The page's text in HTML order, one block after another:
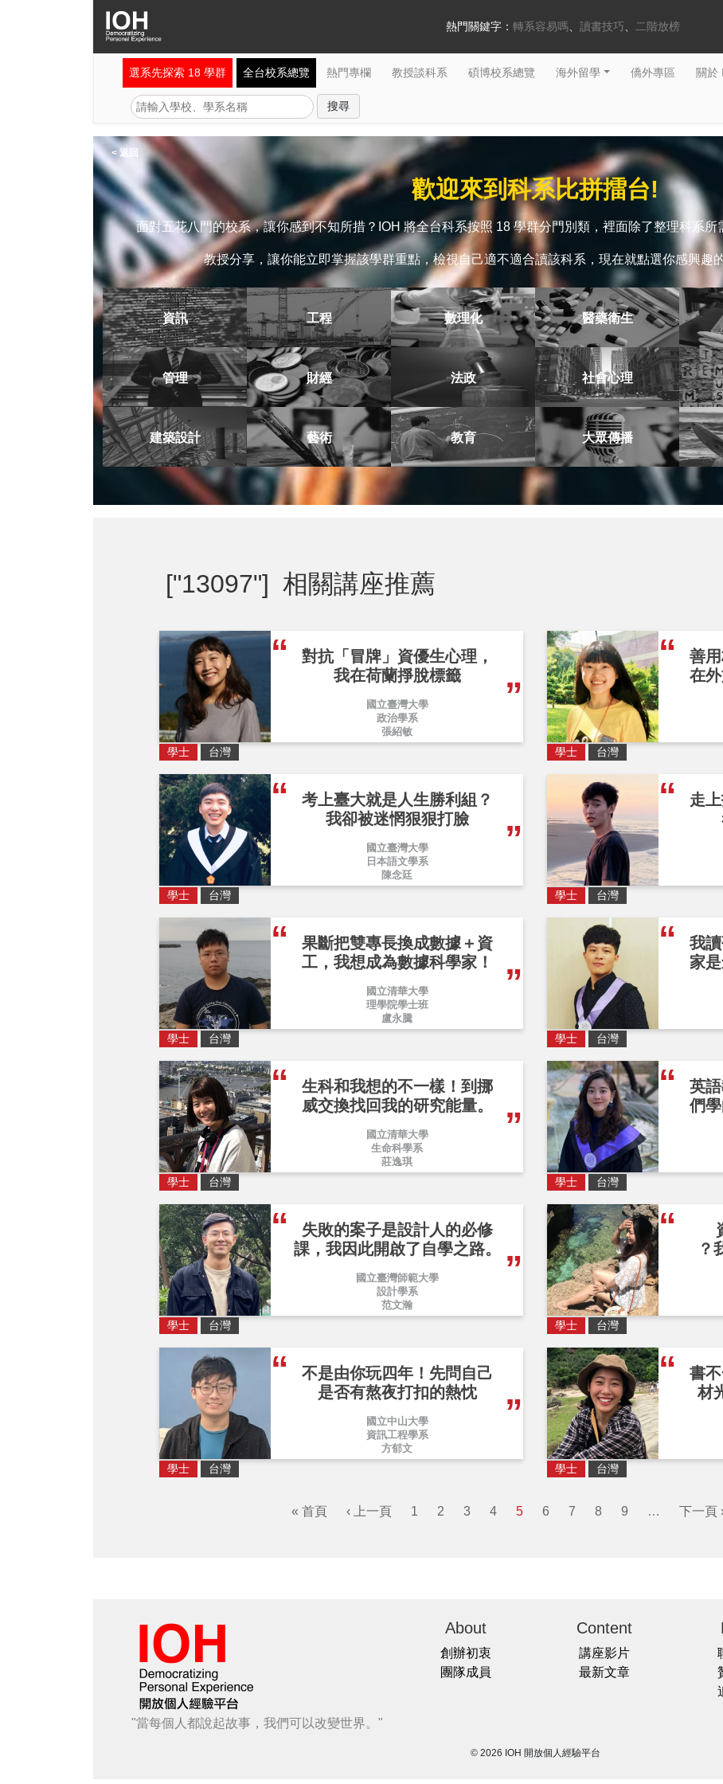
熱門關鍵字： 轉系容易嗎 讀書技巧 二階放榜
選系先探索 18 學群 全台校系總覽 熱門專欄 教授談科系 碩博校系總覽 海外留學 僑外專區 關於
< 返回
歡迎來到科系比拼擂台!
面對五花八門的校系，讓你感到不知所措？IOH 將全台科系按照 18 學群分門別類，裡面除了整理科系
教授分享，讓你能立即掌握該學群重點，檢視自己適不適合讀該科系，現在就點選你感興趣
資訊 工程 數理化 醫藥衛生
管理 財經 法政 社會心理
建築設計 藝術 教育 大眾傳播
["13097"] 相關講座推薦
對抗「冒牌」資優生心理，
我在荷蘭掙脫標籤
國立臺灣大學
政治學系
張紹敏
學士 台灣
善
在
學士 台灣
考上臺大就是人生勝利組？
我卻被迷惘狠狠打臉
國立臺灣大學
日本語文學系
陳念廷
學士 台灣
走
學士 台灣
果斷把雙專長換成數據＋資
工，我想成為數據科學家！
國立清華大學
理學院學士班
盧永騰
學士 台灣
我
家
學士 台灣
生科和我想的不一樣！到挪
威交換找回我的研究能量。
國立清華大學
生命科學系
莊逸琪
學士 台灣
英
們
學士 台灣
失敗的案子是設計人的必修
課，我因此開啟了自學之路。
國立臺灣師範大學
設計學系
范文瀚
學士 台灣
？
學士 台灣
不是由你玩四年！先問自己
是否有熬夜打扣的熱忱
國立中山大學
資訊工程學系
方郁文
學士 台灣
書
材
學士 台灣
« 首頁 ‹ 上一頁 1 2 3 4 5 6 7 8 9 … 下一頁
"當每個人都說起故事，我們可以改變世界。"
About
創辦初衷
團隊成員
Content
講座影片
最新文章
© 2026 IOH 開放個人經驗平台